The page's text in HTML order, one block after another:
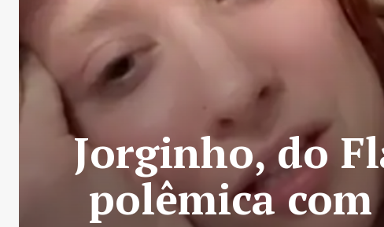
Jorginho, do
polêmica